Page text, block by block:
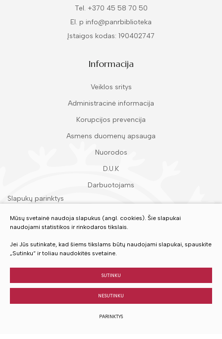
Tel. +370 45 58 70 50
El. p info@panrbiblioteka
Įstaigos kodas: 190402747
Informacija
Veiklos sritys
Administracinė informacija
Korupcijos prevencija
Asmens duomenų apsauga
Nuorodos
D.U.K
Darbuotojams
Slapukų parinktys
Įvertinkite mūsų paslaugas
Mūsų svetainė naudoja slapukus (angl. cookies). Šie slapukai
naudojami statistikos ir rinkodaros tikslais.
Jei Jūs sutinkate, kad šiems tikslams būtų naudojami slapukai, spauskite
„Sutinku“ ir toliau naudokitės svetaine.
SUTINKU
NESUTINKU
PARINKTYS